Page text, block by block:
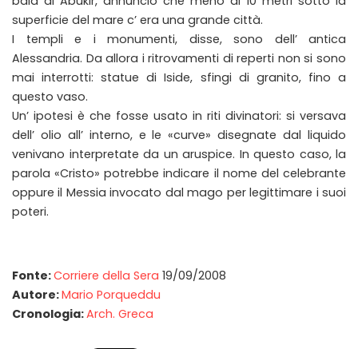
superficie del mare c’ era una grande città.
I templi e i monumenti, disse, sono dell’ antica
Alessandria. Da allora i ritrovamenti di reperti non si sono
mai interrotti: statue di Iside, sfingi di granito, fino a
questo vaso.
Un’ ipotesi è che fosse usato in riti divinatori: si versava
dell’ olio all’ interno, e le «curve» disegnate dal liquido
venivano interpretate da un aruspice. In questo caso, la
parola «Cristo» potrebbe indicare il nome del celebrante
oppure il Messia invocato dal mago per legittimare i suoi
poteri.
Fonte:Corriere della Sera 19/09/2008
Autore:Mario Porqueddu
Cronologia:Arch. Greca